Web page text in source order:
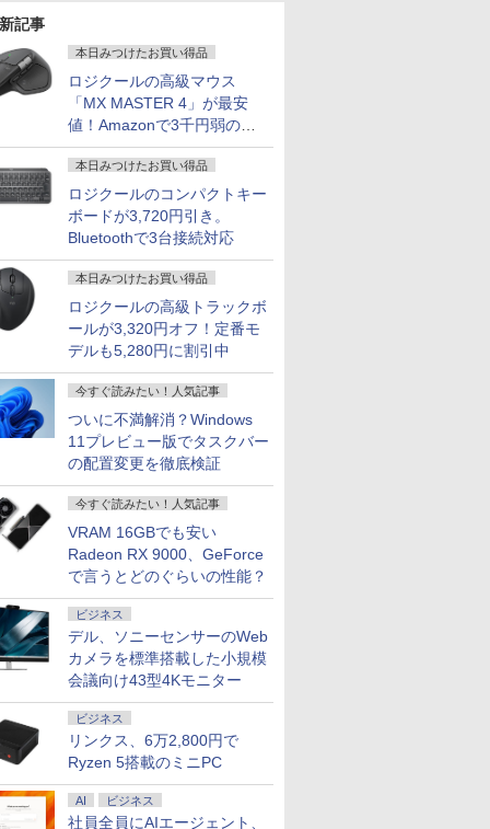
記事
本日みつけたお買い得品
ロジクールの高級マウス
「MX MASTER 4」が最安
値！Amazonで3千円弱の割
引
本日みつけたお買い得品
ロジクールのコンパクトキー
ボードが3,720円引き。
Bluetoothで3台接続対応
本日みつけたお買い得品
ロジクールの高級トラックボ
ールが3,320円オフ！定番モ
デルも5,280円に割引中
今すぐ読みたい！人気記事
ついに不満解消？Windows
11プレビュー版でタスクバー
の配置変更を徹底検証
今すぐ読みたい！人気記事
VRAM 16GBでも安い
Radeon RX 9000、GeForce
で言うとどのぐらいの性能？
ビジネス
デル、ソニーセンサーのWeb
カメラを標準搭載した小規模
会議向け43型4Kモニター
ビジネス
リンクス、6万2,800円で
Ryzen 5搭載のミニPC
AI ビジネス
社員全員にAIエージェント、